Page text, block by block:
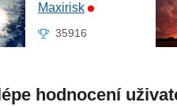
Maxirisk
35916
hodnocení